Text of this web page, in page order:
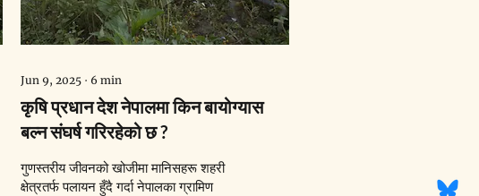
Jun 9, 2025 ∙ 6 min
कृषि प्रधान देश नेपालमा किन बायोग्यास
बल्न संघर्ष गरिरहेको छ ?
गुणस्तरीय जीवनको खोजीमा मानिसहरू शहरी
क्षेत्रतर्फ पलायन हुँदै गर्दा नेपालका ग्रामिण